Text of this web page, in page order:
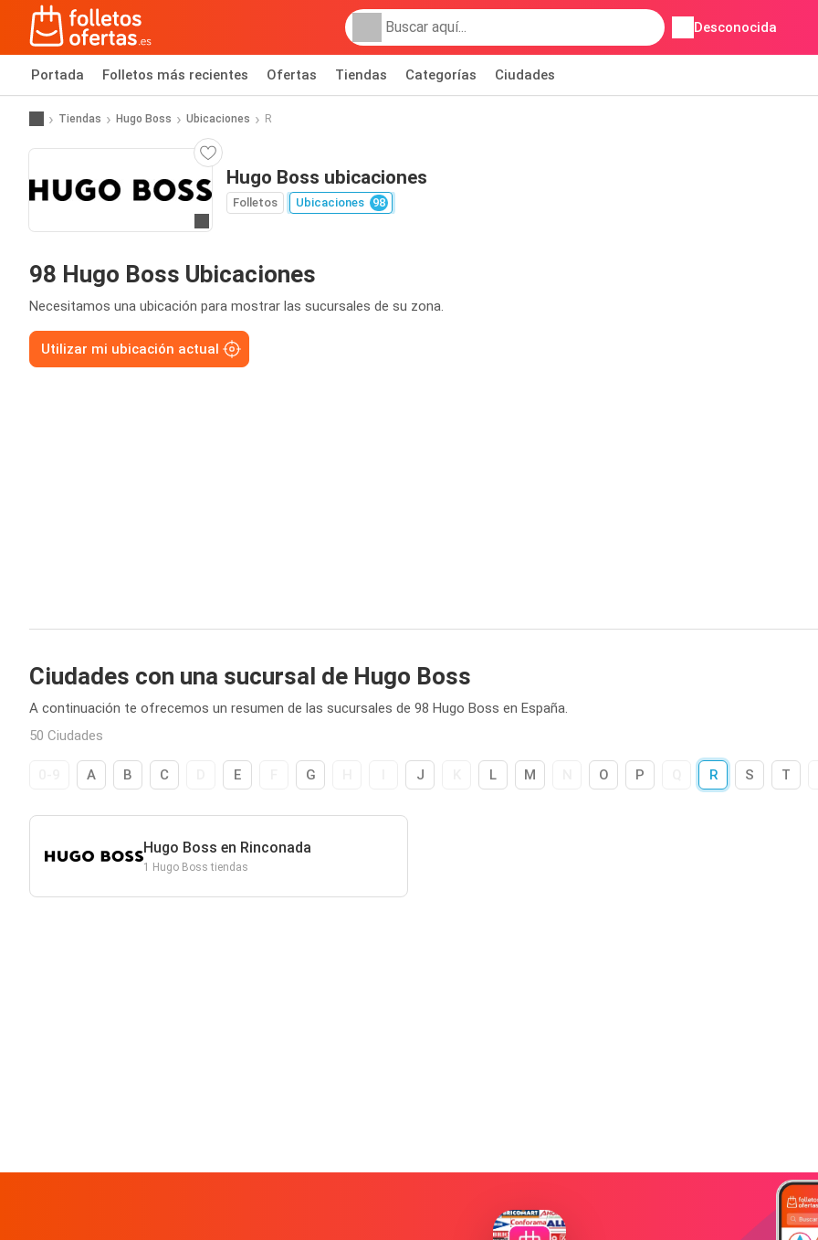
Desconocida
Portada Folletos más recientes Ofertas Tiendas Categorías Ciudades
Tiendas Hugo Boss Ubicaciones R
Hugo Boss ubicaciones
Folletos Ubicaciones 98
98 Hugo Boss Ubicaciones
Necesitamos una ubicación para mostrar las sucursales de su zona.
Utilizar mi ubicación actual
Ciudades con una sucursal de Hugo Boss
A continuación te ofrecemos un resumen de las sucursales de 98 Hugo Boss en España.
50 Ciudades
A B C E G J L M O P R S T
Hugo Boss en Rinconada
1 Hugo Boss tiendas